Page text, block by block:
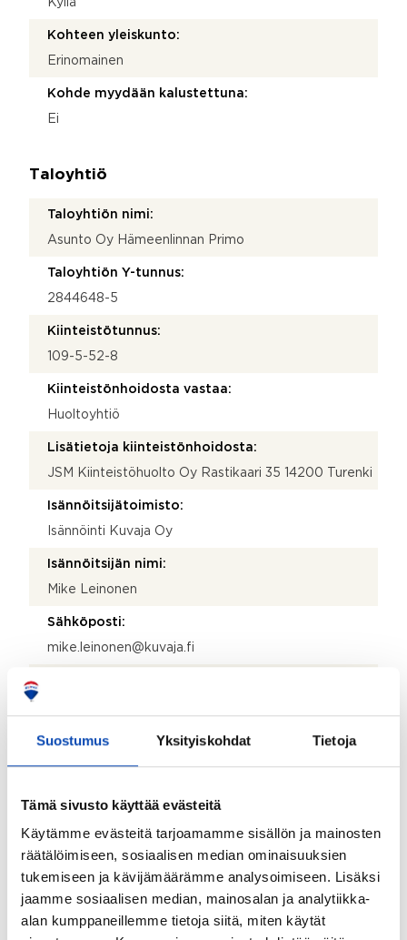
Suostumus Yksityiskohdat Tietoja
Tämä sivusto käyttää evästeitä
Käytämme evästeitä tarjoamamme sisällön ja mainosten
räätälöimiseen, sosiaalisen median ominaisuuksien
tukemiseen ja kävijämäärämme analysoimiseen. Lisäksi
jaamme sosiaalisen median, mainosalan ja analytiikka-
alan kumppaneillemme tietoja siitä, miten käytät
Kyllä
Kohteen yleiskunto:
Erinomainen
Kohde myydään kalustettuna:
Ei
Taloyhtiö
Taloyhtiön nimi:
Asunto Oy Hämeenlinnan Primo
Taloyhtiön Y-tunnus:
2844648-5
Kiinteistötunnus:
109-5-52-8
Kiinteistönhoidosta vastaa:
Huoltoyhtiö
Lisätietoja kiinteistönhoidosta:
JSM Kiinteistöhuolto Oy Rastikaari 35 14200 Turenki
Isännöitsijätoimisto:
Isännöinti Kuvaja Oy
Isännöitsijän nimi:
Mike Leinonen
Sähköposti:
mike.leinonen@kuvaja.fi
Katuosoite:
Sibeliuksenkatu 17
Postitoimipaikka:
Hämeenlinna
Isännöitsijäntodistuksen päivämäärä: